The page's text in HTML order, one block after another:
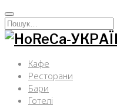
Перейти
к
содержимому
Искать:
Кафе
Ресторани
Бари
Готелі